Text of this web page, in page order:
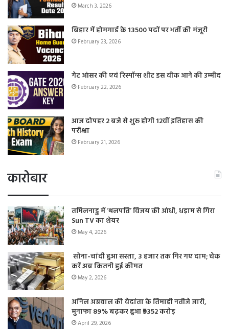
March 3, 2026
बिहार में होमगार्ड के 13500 पदों पर भर्ती की मंजूरी
February 23, 2026
गेट आंसर की एवं रिस्पॉन्स शीट इस वीक आने की उम्मीद
February 22, 2026
आज दोपहर 2 बजे से शुरू होगी 12वीं इतिहास की
परीक्षा
February 21, 2026
कारोबार
तमिलनाडु में ‘थलपति’ विजय की आंधी, धड़ाम से गिरा
Sun TV का शेयर
May 4, 2026
सोना-चांदी हुआ सस्ता, 3 हजार तक गिर गए दाम; चेक
करें अब कितनी हुई कीमत
May 2, 2026
अनिल अग्रवाल की वेदांता के तिमाही नतीजे जारी,
मुनाफा 89% बढ़कर हुआ ₹9352 करोड़
April 29, 2026